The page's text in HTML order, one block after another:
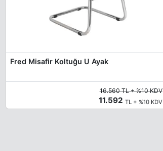
Fred Misafir Koltuğu U Ayak
16.560 TL + %10 KDV
11.592 TL + %10 KDV